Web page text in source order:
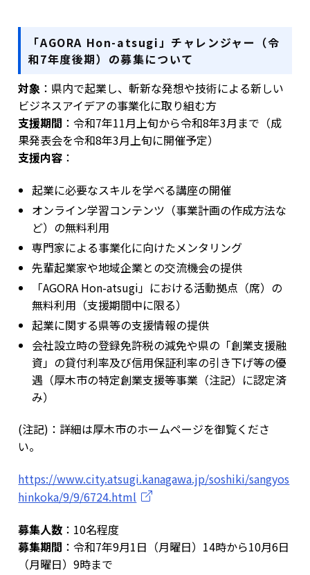
「AGORA Hon-atsugi」チャレンジャー（令
和7年度後期）の募集について
対象 ：県内で起業し、斬新な発想や技術による新しい
ビジネスアイデアの事業化に取り組む方
支援期間 ：令和7年11月上旬から令和8年3月まで（成
果発表会を令和8年3月上旬に開催予定）
支援内容 ：
起業に必要なスキルを学べる講座の開催
オンライン学習コンテンツ（事業計画の作成方法な
ど）の無料利用
専門家による事業化に向けたメンタリング
先輩起業家や地域企業との交流機会の提供
「AGORA Hon-atsugi」における活動拠点（席）の
無料利用（支援期間中に限る）
起業に関する県等の支援情報の提供
会社設立時の登録免許税の減免や県の「創業支援融
資」の貸付利率及び信用保証利率の引き下げ等の優
遇（厚木市の特定創業支援等事業（注記）に認定済
み）
(注記)：詳細は厚木市のホームページを御覧くださ
い。
https://www.city.atsugi.kanagawa.jp/soshiki/sangyos
hinkoka/9/9/6724.html
募集人数 ：10名程度
募集期間 ：令和7年9月1日（月曜日）14時から10月6日
（月曜日）9時まで